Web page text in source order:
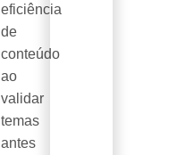
eficiência
de
conteúdo
ao
validar
temas
antes